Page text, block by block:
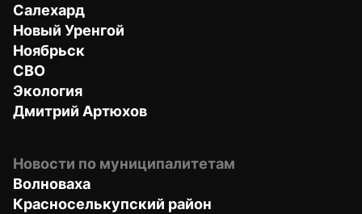
Салехард
Новый Уренгой
Ноябрьск
СВО
Экология
Дмитрий Артюхов
Новости по муниципалитетам
Волноваха
Красноселькупский район